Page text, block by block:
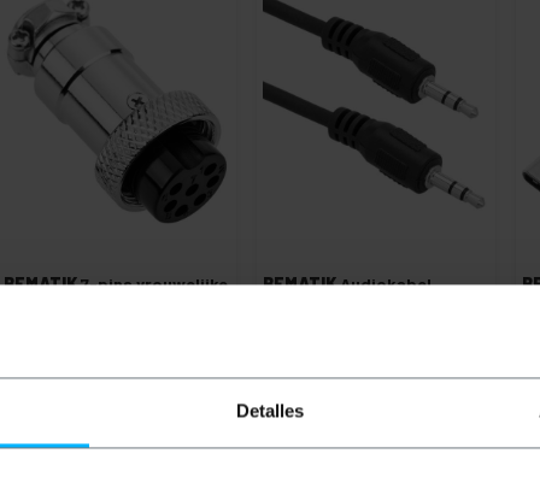
Detalles
BEMATIK7-pins vrouwelijke
PVP PVD
BEMATIKAudiokabel
PVP
€1,35
PVD